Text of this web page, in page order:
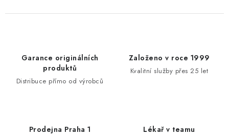
Garance originálních
produktů
Distribuce přímo od výrobců
Založeno v roce 1999
Kvalitní služby přes 25 let
Prodejna Praha 1 Lékař v teamu